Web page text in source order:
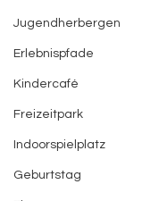
Jugendherbergen
Erlebnispfade
Kindercafé
Freizeitpark
Indoorspielplatz
Geburtstag